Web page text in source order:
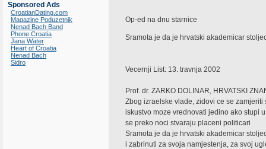
Sponsored Ads
CroatianDating.com
Magazine Poduzetnik
Nenad Bach Band
Phone Croatia
Jana Water
Heart of Croatia
Nenad Bach
Sidro
Op-ed na dnu starnice
Sramota je da je hrvatski akademicar
Vecernji List: 13. travnja 2002
Prof. dr. ZARKO DOLINAR, HRVATSKI
Zbog izraelske vlade, zidovi ce se
iskustvo moze vrednovati jedino ako stupi
se preko noci stvaraju placeni politicari
Sramota je da je hrvatski akademicar
i zabrinuti za svoja namjestenja, za svoj